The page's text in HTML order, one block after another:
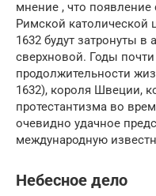
мнение , что появление
Римской католической
1632 будут затронуты
сверхновой. Годы
продолжительности
1632), короля Швеции,
протестантизма во
очевидно удачное
международную
Небесное дело